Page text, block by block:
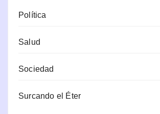
Política
Salud
Sociedad
Surcando el Éter